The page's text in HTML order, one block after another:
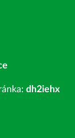
dh2iehx